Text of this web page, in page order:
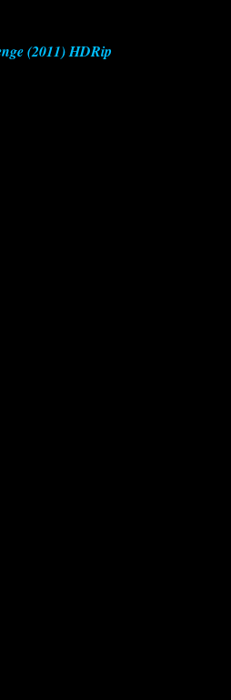
(2011) HDRip